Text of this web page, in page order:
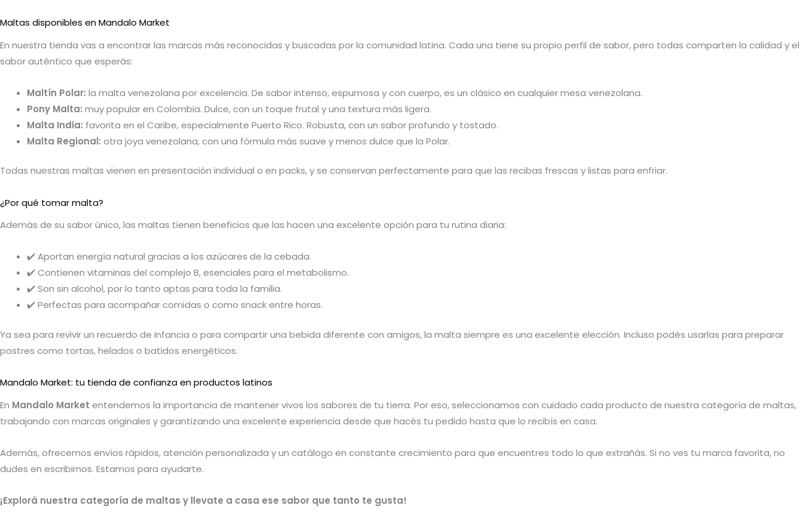
Maltas disponibles en Mandalo Market
En nuestra tienda vas a encontrar las marcas más reconocidas y buscadas por la comunidad latina. Cada una tiene su propio perfil de sabor, pero todas comparten la calidad y el
sabor auténtico que esperás:
Maltín Polar: la malta venezolana por excelencia. De sabor intenso, espumosa y con cuerpo, es un clásico en cualquier mesa venezolana.
Pony Malta: muy popular en Colombia. Dulce, con un toque frutal y una textura más ligera.
Malta India: favorita en el Caribe, especialmente Puerto Rico. Robusta, con un sabor profundo y tostado.
Malta Regional: otra joya venezolana, con una fórmula más suave y menos dulce que la Polar.
Todas nuestras maltas vienen en presentación individual o en packs, y se conservan perfectamente para que las recibas frescas y listas para enfriar.
¿Por qué tomar malta?
Además de su sabor único, las maltas tienen beneficios que las hacen una excelente opción para tu rutina diaria:
✔️ Aportan energía natural gracias a los azúcares de la cebada.
✔️ Contienen vitaminas del complejo B, esenciales para el metabolismo.
✔️ Son sin alcohol, por lo tanto aptas para toda la familia.
✔️ Perfectas para acompañar comidas o como snack entre horas.
Ya sea para revivir un recuerdo de infancia o para compartir una bebida diferente con amigos, la malta siempre es una excelente elección. Incluso podés usarlas para preparar
postres como tortas, helados o batidos energéticos.
Mandalo Market: tu tienda de confianza en productos latinos
En Mandalo Market entendemos la importancia de mantener vivos los sabores de tu tierra. Por eso, seleccionamos con cuidado cada producto de nuestra categoría de maltas,
trabajando con marcas originales y garantizando una excelente experiencia desde que hacés tu pedido hasta que lo recibís en casa.
Además, ofrecemos envíos rápidos, atención personalizada y un catálogo en constante crecimiento para que encuentres todo lo que extrañás. Si no ves tu marca favorita, no
dudes en escribirnos. Estamos para ayudarte.
¡Explorá nuestra categoría de maltas y llevate a casa ese sabor que tanto te gusta!